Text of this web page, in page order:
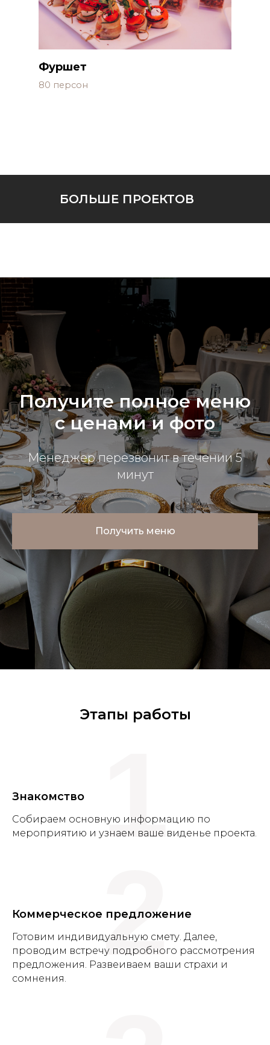
Фуршет
80 персон
БОЛЬШЕ ПРОЕКТОВ
Получите полное меню
с ценами и фото
Менеджер перезвонит в течении 5
минут
Получить меню
Этапы работы
Знакомство
Cобираем основную информацию по
мероприятию и узнаем ваше виденье проекта.
1
Коммерческое предложение
Готовим индивидуальную смету. Далее,
проводим встречу подробного рассмотрения
предложения. Развеиваем ваши страхи и
сомнения.
2